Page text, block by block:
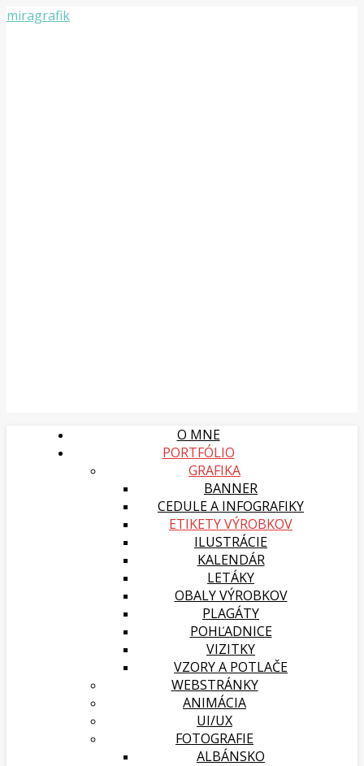
miragrafik
O MNE
PORTFÓLIO
GRAFIKA
BANNER
CEDULE A INFOGRAFIKY
ETIKETY VÝROBKOV
ILUSTRÁCIE
KALENDÁR
LETÁKY
OBALY VÝROBKOV
PLAGÁTY
POHĽADNICE
VIZITKY
VZORY A POTLAČE
WEBSTRÁNKY
ANIMÁCIA
UI/UX
FOTOGRAFIE
ALBÁNSKO